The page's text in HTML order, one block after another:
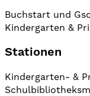
Buchstart und
Kindergarten &
Stationen
Kindergarten- &